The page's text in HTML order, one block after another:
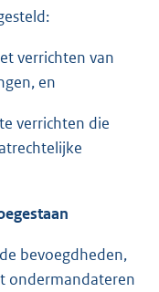
verrichten van
en
verrichten die
bevoegdheden,
ondermandateren